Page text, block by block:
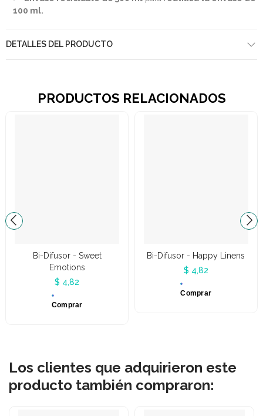
100 ml.
DETALLES DEL PRODUCTO
PRODUCTOS RELACIONADOS
Bi-Difusor - Sweet
Emotions
$ 4,82
Comprar
Bi-Difusor - Happy Linens
$ 4,82
Comprar
Los clientes que adquirieron este
producto también compraron: